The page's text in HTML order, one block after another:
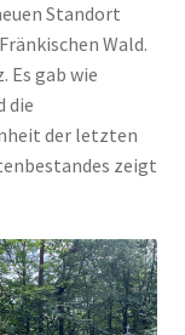
Standort
Wald.
Es gab wie
die
der letzten
zeigt